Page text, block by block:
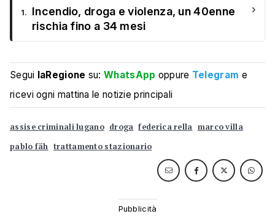
1.
Incendio, droga e violenza, un 40enne
rischia fino a 34 mesi
›
Segui laRegione su:WhatsApp oppure Telegram e
ricevi ogni mattina le notizie principali
assise criminali lugano droga federica rella marco villa
pablo fäh trattamento stazionario